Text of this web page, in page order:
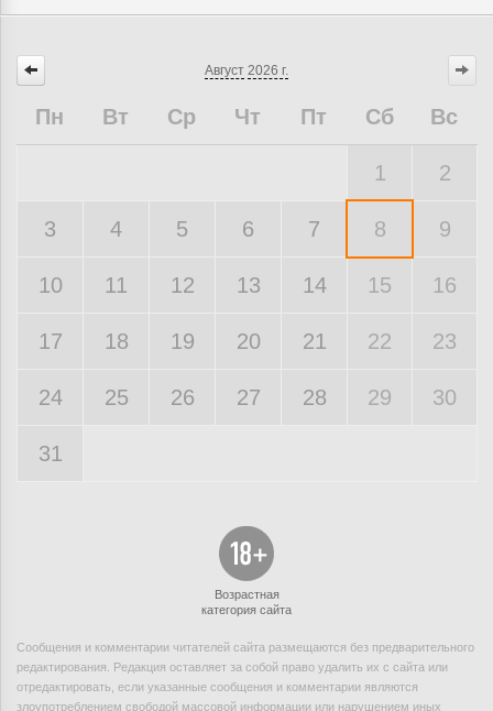
Август 2026 г.
Пн Вт Ср Чт Пт Сб Вс
1 2
3 4 5 6 7 8 9
10 11 12 13 14 15 16
17 18 19 20 21 22 23
24 25 26 27 28 29 30
31
Возрастная
категория сайта
Сообщения и комментарии читателей сайта размещаются без предварительного
редактирования. Редакция оставляет за собой право удалить их с сайта или
отредактировать, если указанные сообщения и комментарии являются
злоупотреблением свободой массовой информации или нарушением иных